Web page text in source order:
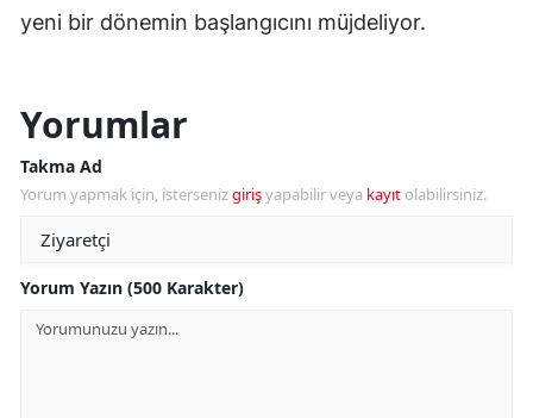
yeni bir dönemin başlangıcını müjdeliyor.
Yorumlar
Takma Ad
Yorum yapmak için, istersenizgirişyapabilir veya kayıt olabilirsiniz.
Yorum Yazın (500 Karakter)